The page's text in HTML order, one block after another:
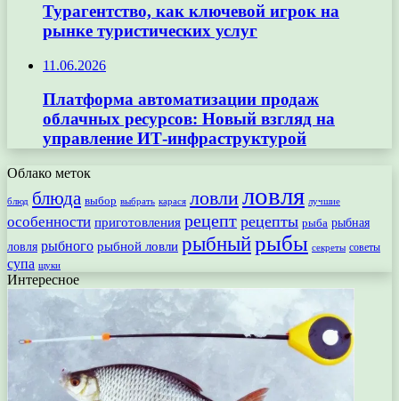
Турагентство, как ключевой игрок на
рынке туристических услуг
11.06.2026
Платформа автоматизации продаж
облачных ресурсов: Новый взгляд на
управление ИТ-инфраструктурой
Облако меток
блюд блюда выбор выбрать карася ловлиловля лучшие
особенности приготовления рецепт рецепты рыба рыбная
ловля рыбного рыбной ловли рыбныйрыбы секреты советы
супа щуки
Интересное